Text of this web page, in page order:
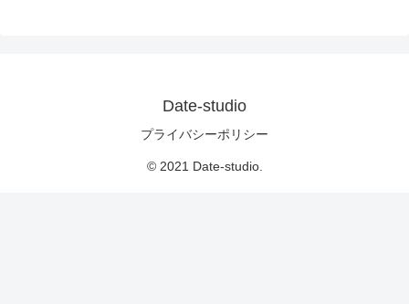
Date-studio
プライバシーポリシー
© 2021 Date-studio.